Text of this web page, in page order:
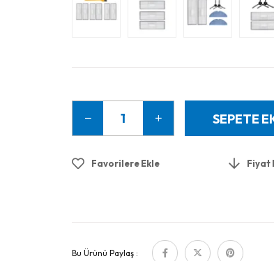
Favorilere Ekle Fiyat
Bu Ürünü Paylaş :